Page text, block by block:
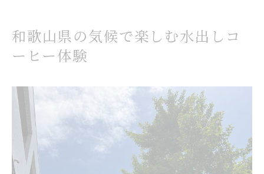
季節ごとのコーヒー体験を和歌山で深めるコツ
コーヒーと和歌山の自然が生む水出しの新しい
味
コーヒーの発祥地と水出しコーヒーの歴史的背
和歌山で楽しむ水出しコーヒーのユニークな味
水出しコーヒーの起源と和歌山流アレンジの提
和歌山県の気候で楽しむ水出しコ
ーヒー体験